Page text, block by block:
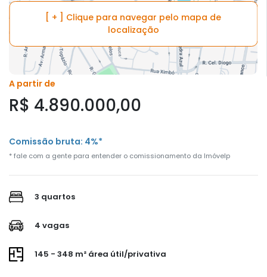
[ + ] Clique para navegar pelo mapa de
localização
A partir de
R$ 4.890.000,00
Comissão bruta: 4%*
* fale com a gente para entender o comissionamento da Imóvelp
3 quartos
4 vagas
145 - 348 m² área útil/privativa